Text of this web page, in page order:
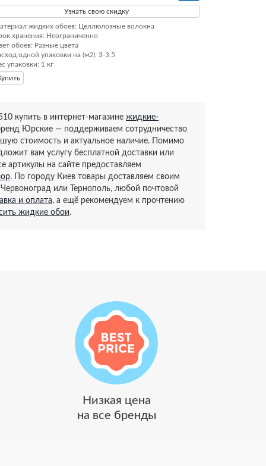
Узнать свою скидку
жидких обоев: Целлюлозные волокна
хранения: Неограниченно
обоев: Разные цвета
одной упаковки на (м2): 3-3,5
упаковки: 1 кг
купить в интернет-магазине жидкие-
Юрские — поддерживаем сотрудничество
стоимость и актуальное наличие. Помимо
вам услугу бесплатной доставки или
артикулы на сайте предоставляем
. По городу Киев товары доставляем своим
или Тернополь, любой почтовой
и оплата, а ещё рекомендуем к прочтению
жидкие обои.
Низкая цена
на все бренды